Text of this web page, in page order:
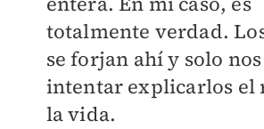
totalmente verdad.
se forjan ahí y solo
intentar explicarlos el
la vida.